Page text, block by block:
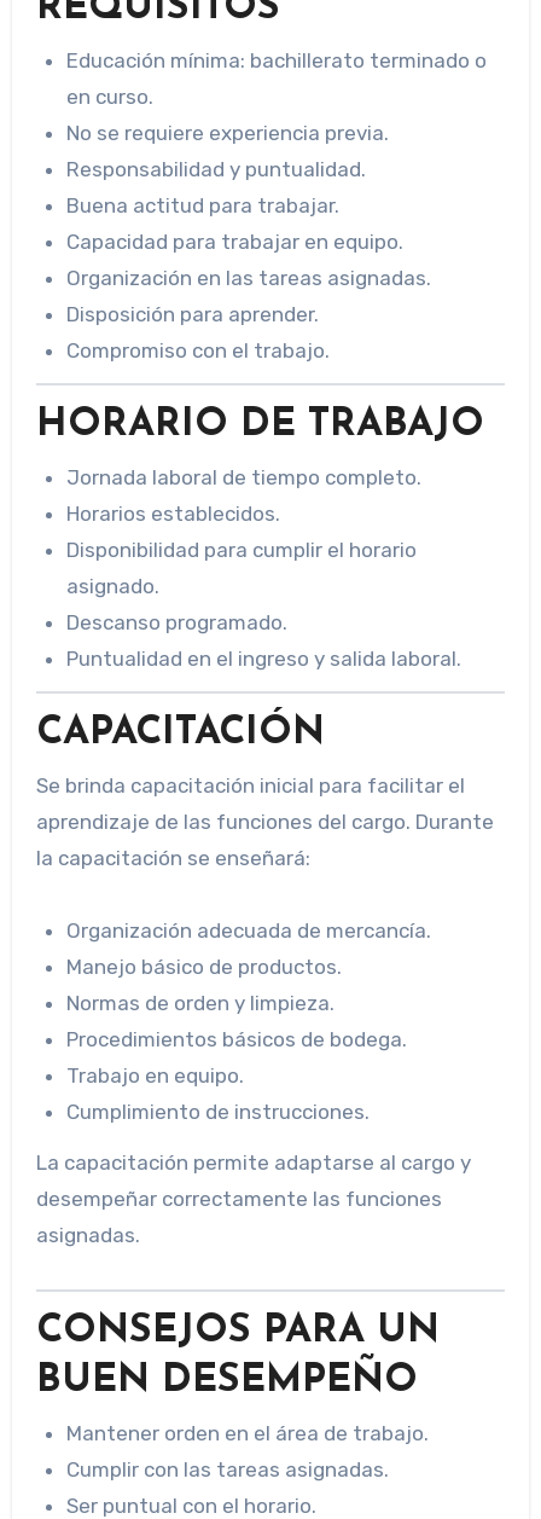
REQUISITOS
Educación mínima: bachillerato terminado o
en curso.
No se requiere experiencia previa.
Responsabilidad y puntualidad.
Buena actitud para trabajar.
Capacidad para trabajar en equipo.
Organización en las tareas asignadas.
Disposición para aprender.
Compromiso con el trabajo.
HORARIO DE TRABAJO
Jornada laboral de tiempo completo.
Horarios establecidos.
Disponibilidad para cumplir el horario
asignado.
Descanso programado.
Puntualidad en el ingreso y salida laboral.
CAPACITACIÓN
Se brinda capacitación inicial para facilitar el
aprendizaje de las funciones del cargo. Durante
la capacitación se enseñará:
Organización adecuada de mercancía.
Manejo básico de productos.
Normas de orden y limpieza.
Procedimientos básicos de bodega.
Trabajo en equipo.
Cumplimiento de instrucciones.
La capacitación permite adaptarse al cargo y
desempeñar correctamente las funciones
asignadas.
CONSEJOS PARA UN
BUEN DESEMPEÑO
Mantener orden en el área de trabajo.
Cumplir con las tareas asignadas.
Ser puntual con el horario.